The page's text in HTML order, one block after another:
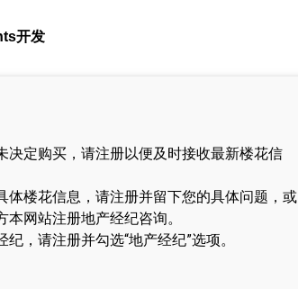
开发
决定购买，请注册以便及时接收最新楼花信
体楼花信息，请注册并留下您的具体问题，或
本网站注册地产经纪咨询。
，请注册并勾选“地产经纪”选项。